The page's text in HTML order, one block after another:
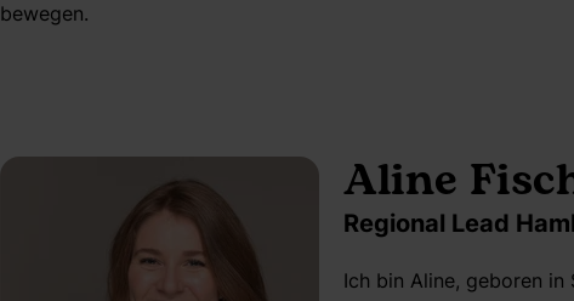
bewegen.
Aline
Regional Lead
Ich bin Aline, geboren in